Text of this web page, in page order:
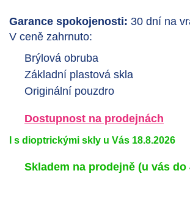
Garance spokojenosti: 30 dní na
V ceně zahrnuto:
Brýlová obruba
Základní plastová skla
Originální pouzdro
Dostupnost na prodejnách
I s dioptrickými skly u Vás 18.8.2026
Skladem na prodejně (u vás do